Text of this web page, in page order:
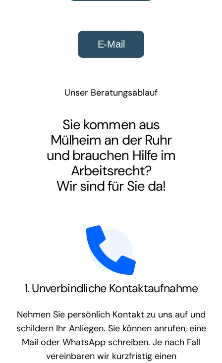
E-Mail
Unser Beratungsablauf
Sie kommen aus
Mülheim an der Ruhr
und brauchen Hilfe im
Arbeitsrecht?
Wir sind für Sie da!
1. Unverbindliche Kontaktaufnahme
Nehmen Sie persönlich Kontakt zu uns auf und
schildern Ihr Anliegen. Sie können anrufen, eine
Mail oder WhatsApp schreiben. Je nach Fall
vereinbaren wir kurzfristig einen